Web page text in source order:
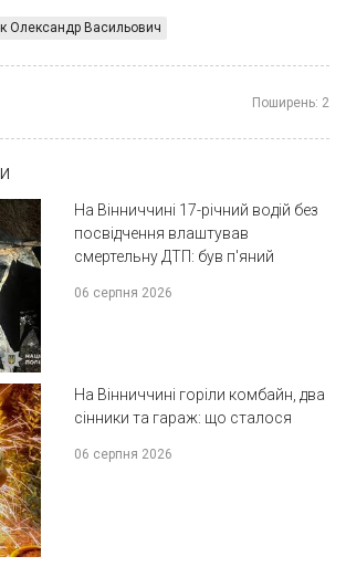
Олександр Васильович
Поширень: 2
На Вінниччині 17-річний водій без
посвідчення влаштував
смертельну ДТП: був п'яний
06 серпня 2026
На Вінниччині горіли комбайн, два
сінники та гараж: що сталося
06 серпня 2026